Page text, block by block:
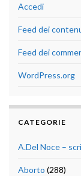
Accedi
Feed dei
Feed dei
WordPress.org
CATEGORIE
A.Del Noce –
Aborto (288)